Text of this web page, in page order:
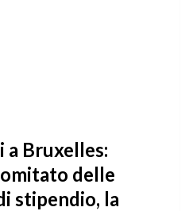
Bruxelles:
delle
stipendio, la